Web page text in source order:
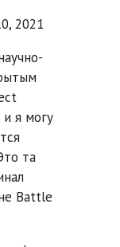
2021
и я могу
та
Battle